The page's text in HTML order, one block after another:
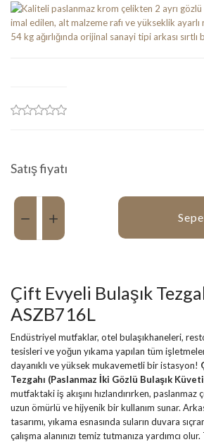
Satış fiyatı
Miktar:
Çift Evyeli Bulaşık
ASZB716L
Endüstriyel mutfaklar, otel bulaşıkhaneleri,
tesisleri ve yoğun yıkama yapılan tüm
dayanıklı ve yüksek mukavemetli bir istasyon!
Tezgahı (Paslanmaz İki Gözlü Bulaşık
mutfaktaki iş akışını hızlandırırken, paslanmaz
uzun ömürlü ve hijyenik bir kullanım sunar.
tasarımı, yıkama esnasında suların duvara
çalışma alanınızı temiz tutmanıza yardımcı